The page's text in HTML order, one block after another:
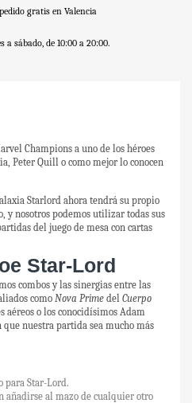
gratis en Valencia
a sábado, de 10:00 a 20:00.
Champions a uno de los héroes
Peter Quill o como mejor lo conocen
Starlord ahora tendrá su propio
y nosotros podemos utilizar todas sus
del juego de mesa con cartas
Star-Lord
combos y las sinergias entre las
como Nova Prime del Cuerpo
aéreos o los conocidísimos Adam
nuestra partida sea mucho más
para Star-Lord.
añadirse al mazo de cualquier otro